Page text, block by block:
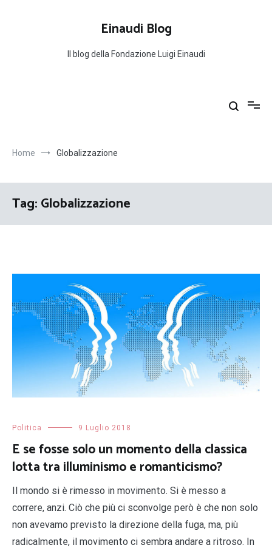
Einaudi Blog
Il blog della Fondazione Luigi Einaudi
Home Globalizzazione
Tag:Globalizzazione
Politica 9 Luglio 2018
E se fosse solo un momento della classica
lotta tra illuminismo e romanticismo?
Il mondo si è rimesso in movimento. Si è messo a
correre, anzi. Ciò che più ci sconvolge però è che non solo
non avevamo previsto la direzione della fuga, ma, più
radicalmente, il movimento ci sembra andare a ritroso. In